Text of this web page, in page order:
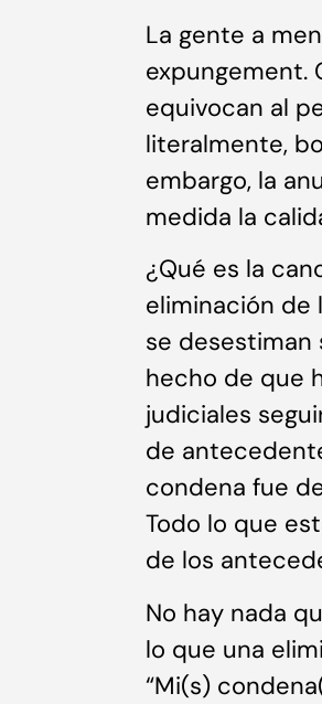
La gente a
expungement.
equivocan al
literalmente,
embargo, la
medida la
¿Qué es la
eliminación de
se desestiman
hecho de que
judiciales
de
condena fue
Todo lo que
de los
No hay nada
lo que una
“Mi(s)